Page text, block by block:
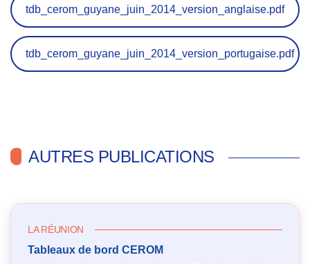
tdb_cerom_guyane_juin_2014_version_anglaise.pdf
tdb_cerom_guyane_juin_2014_version_portugaise.pdf
AUTRES PUBLICATIONS
LA RÉUNION
Tableaux de bord CEROM